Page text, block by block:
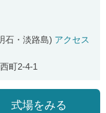
石・淡路島) アクセス
町2-4-1
式場をみる